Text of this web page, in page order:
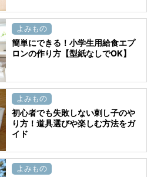
よみもの
簡単にできる！小学生用給食エプ
ロンの作り方【型紙なしでOK】
よみもの
初心者でも失敗しない刺し子のや
り方！道具選びや楽しむ方法をガ
イド
よみもの